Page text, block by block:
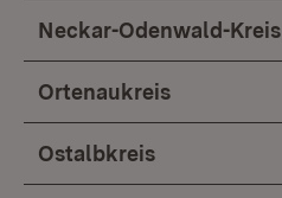
Neckar-Odenwald-Kreis
Ortenaukreis
Ostalbkreis